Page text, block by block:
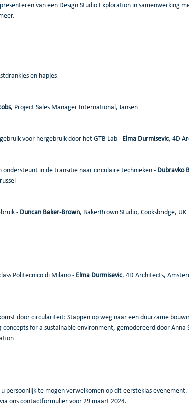
van een Design Studio Exploration in samenwerking
en hapjes
, Project Sales Manager International, Jansen
voor hergebruik door het GTB Lab - Elma Durmisevic, 4D
ondersteunt in de transitie naar circulaire technieken - Dubravko
- Duncan Baker-Brown, BakerBrown Studio, Cooksbridge, UK
Politecnico di Milano - Elma Durmisevic, 4D Architects,
door circulariteit: Stappen op weg naar een duurzame
concepts for a sustainable environment, gemodereerd door Anna
persoonlijk te mogen verwelkomen op dit eersteklas evenement.
ons contactformulier voor 29 maart 2024.